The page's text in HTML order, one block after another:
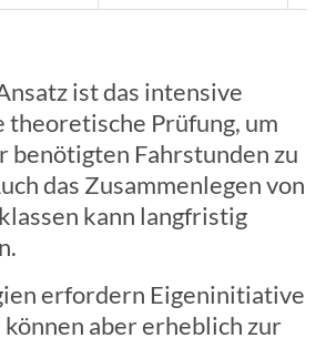
ist das intensive
theoretische Prüfung, um
benötigten Fahrstunden zu
das Zusammenlegen von
kann langfristig
erfordern Eigeninitiative
aber erheblich zur